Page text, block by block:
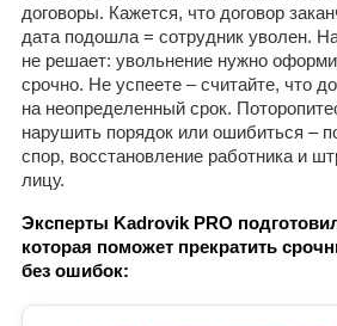
договоры. Кажется, что договор
дата подошла = сотрудник уволен.
не решает: увольнение нужно
срочно. Не успеете – считайте, что
на неопределенный срок.
нарушить порядок или ошибиться –
спор, восстановление работника и
лицу.
Эксперты Kadrovik PRO
которая поможет прекратить
без ошибок: